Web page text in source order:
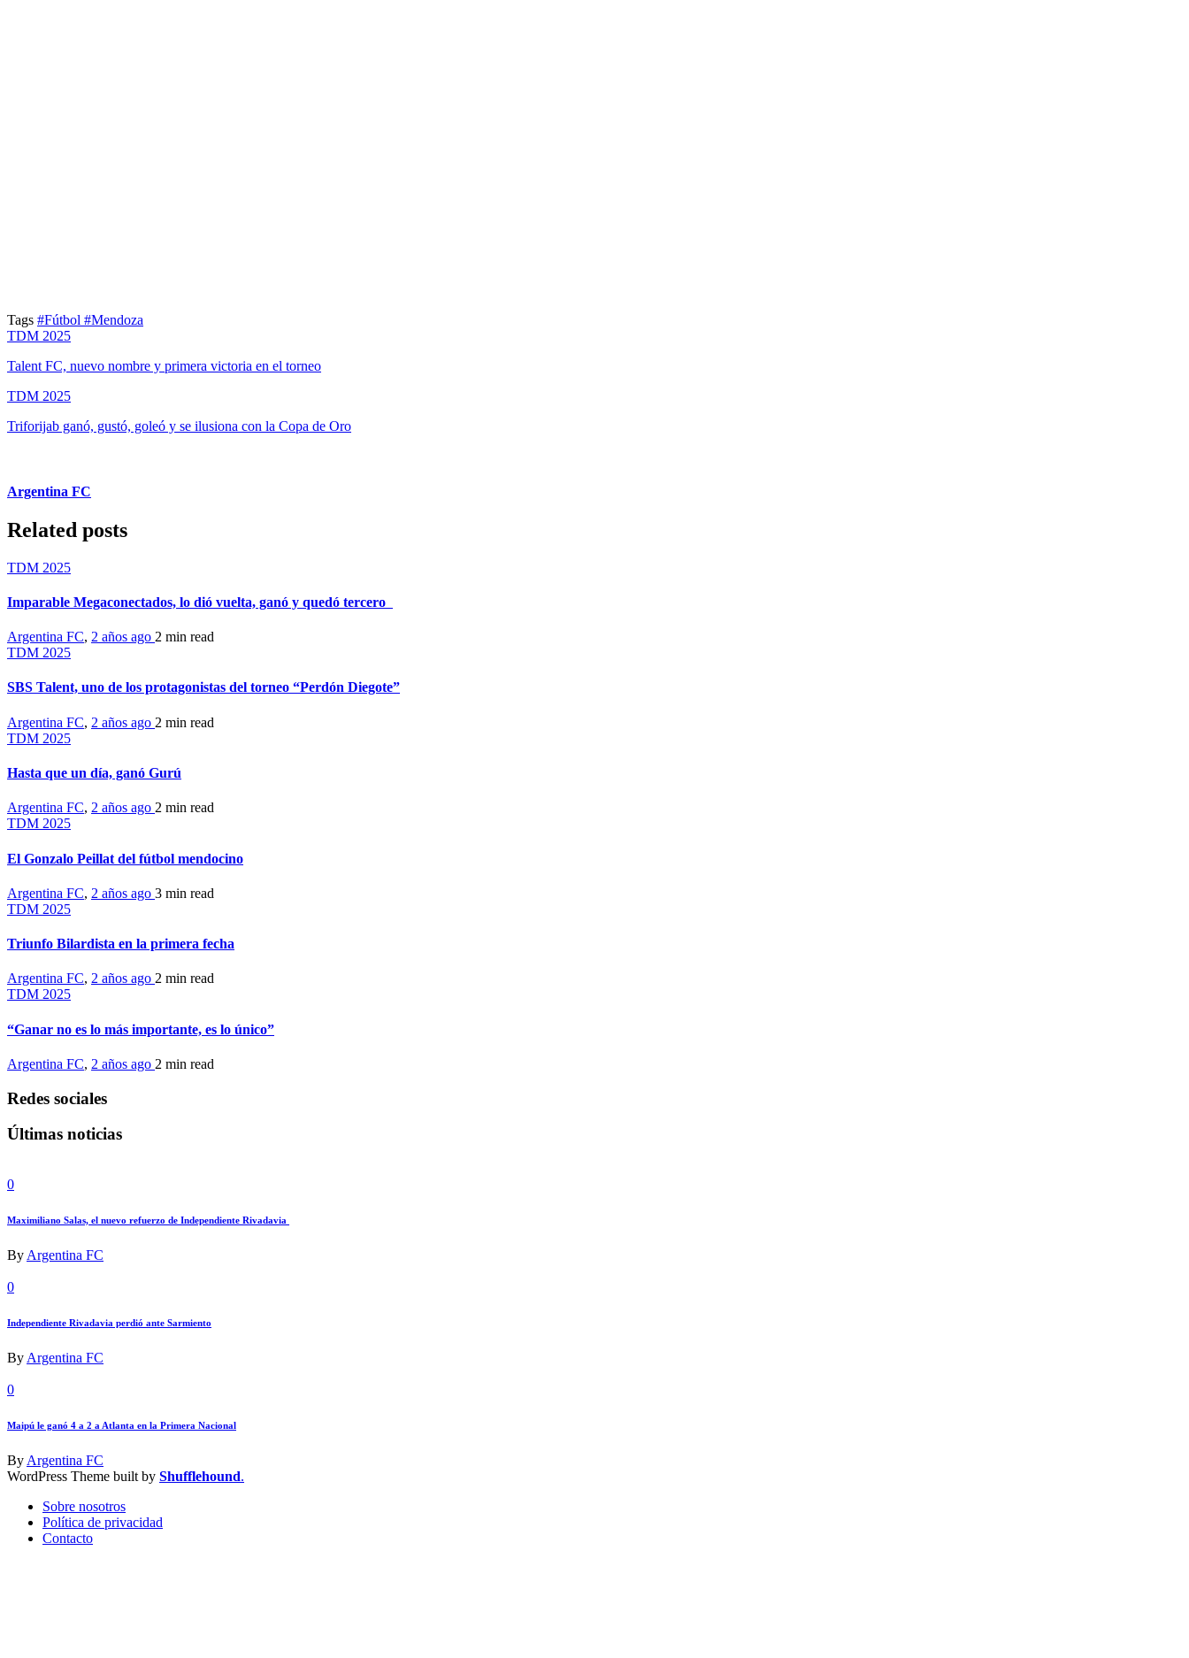
Tags #Fútbol #Mendoza
TDM 2025
Talent FC, nuevo nombre y primera victoria en el torneo
TDM 2025
Triforijab ganó, gustó, goleó y se ilusiona con la Copa de Oro
Argentina FC
Related posts
TDM 2025
Imparable Megaconectados, lo dió vuelta, ganó y quedó tercero
Argentina FC, 2 años ago 2 min read
TDM 2025
SBS Talent, uno de los protagonistas del torneo “Perdón Diegote”
Argentina FC, 2 años ago 2 min read
TDM 2025
Hasta que un día, ganó Gurú
Argentina FC, 2 años ago 2 min read
TDM 2025
El Gonzalo Peillat del fútbol mendocino
Argentina FC, 2 años ago 3 min read
TDM 2025
Triunfo Bilardista en la primera fecha
Argentina FC, 2 años ago 2 min read
TDM 2025
“Ganar no es lo más importante, es lo único”
Argentina FC, 2 años ago 2 min read
Redes sociales
Últimas noticias
0
Maximiliano Salas, el nuevo refuerzo de Independiente Rivadavia
By Argentina FC
0
Independiente Rivadavia perdió ante Sarmiento
By Argentina FC
0
Maipú le ganó 4 a 2 a Atlanta en la Primera Nacional
By Argentina FC
WordPress Theme built by Shufflehound.
Sobre nosotros
Política de privacidad
Contacto